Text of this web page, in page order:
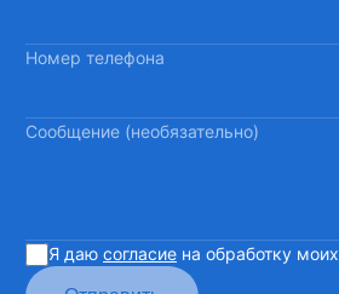
Номер телефона
Сообщение (необязательно)
Я даю согласие на обработку моих